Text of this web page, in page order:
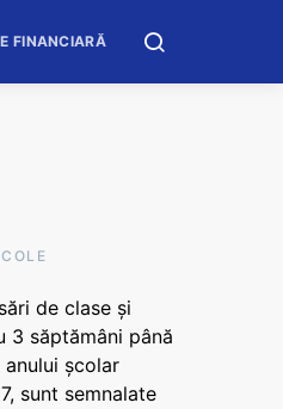
FINANCIARĂ
de clase și
3 săptămâni până
școlar
sunt semnalate